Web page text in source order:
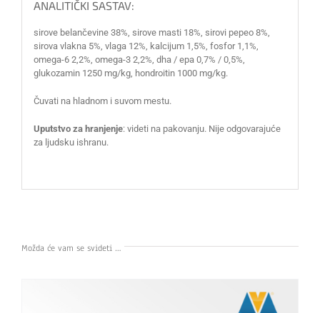
ANALITIČKI SASTAV:
sirove belančevine 38%, sirove masti 18%, sirovi pepeo 8%,
sirova vlakna 5%, vlaga 12%, kalcijum 1,5%, fosfor 1,1%,
omega-6 2,2%, omega-3 2,2%, dha / epa 0,7% / 0,5%,
glukozamin 1250 mg/kg, hondroitin 1000 mg/kg.
Čuvati na hladnom i suvom mestu.
Uputstvo za hranjenje: videti na pakovanju. Nije odgovarajuće
za ljudsku ishranu.
Možda će vam se svideti …